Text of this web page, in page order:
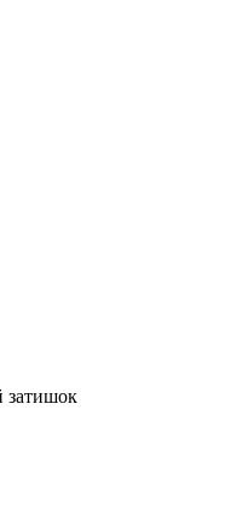
затишок